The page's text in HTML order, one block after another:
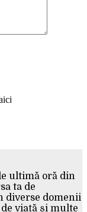
ultimă oră din
ta de
diverse domenii
viață și multe